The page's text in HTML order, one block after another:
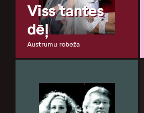
Viss tantes
dēļ
Austrumu robeža